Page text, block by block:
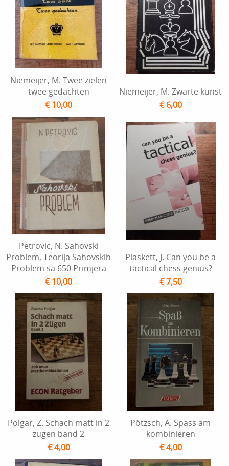
Niemeijer, M. Twee zielen
twee gedachten
€ 10,00
Niemeijer, M. Zwarte kunst
€ 6,00
Petrovic, N. Sahovski
Problem, Teorija Sahovskih
Problem sa 650 Primjera
€ 10,00
Plaskett, J. Can you be a
tactical chess genius?
€ 7,50
Polgar, Z. Schach matt in 2
zugen band 2
€ 4,00
Pötzsch, A. Spass am
kombinieren
€ 4,00